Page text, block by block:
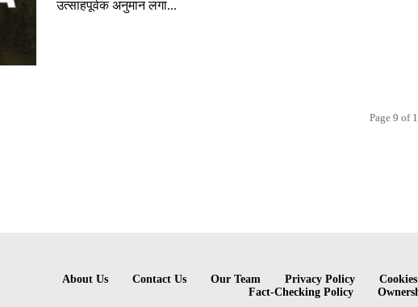
उत्साहपूर्वक अनुमान लगा...
Page 9 of
About Us Contact Us Our Team Privacy Policy
Fact-Checking Policy